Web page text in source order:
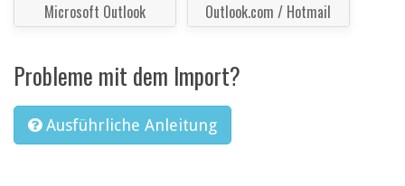
Microsoft Outlook Outlook.com / Hotmail
Probleme mit dem Import?
Ausführliche Anleitung